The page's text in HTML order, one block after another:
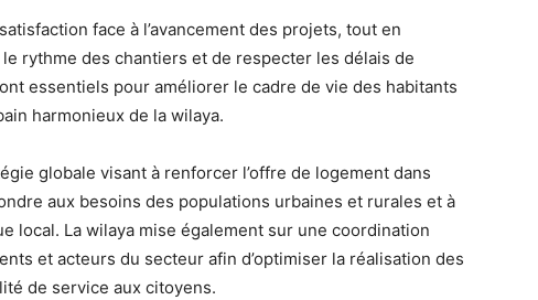
face à l’avancement des projets, tout en
rythme des chantiers et de respecter les délais de
essentiels pour améliorer le cadre de vie des habitants
harmonieux de la wilaya.
globale visant à renforcer l’offre de logement dans
aux besoins des populations urbaines et rurales et à
local. La wilaya mise également sur une coordination
et acteurs du secteur afin d’optimiser la réalisation des
de service aux citoyens.